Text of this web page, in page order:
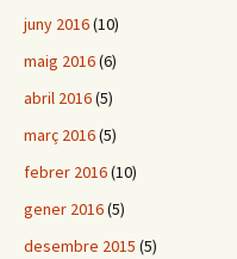
juny 2016(10)
maig 2016(6)
abril 2016(5)
març 2016(5)
febrer 2016(10)
gener 2016(5)
desembre 2015 (5)